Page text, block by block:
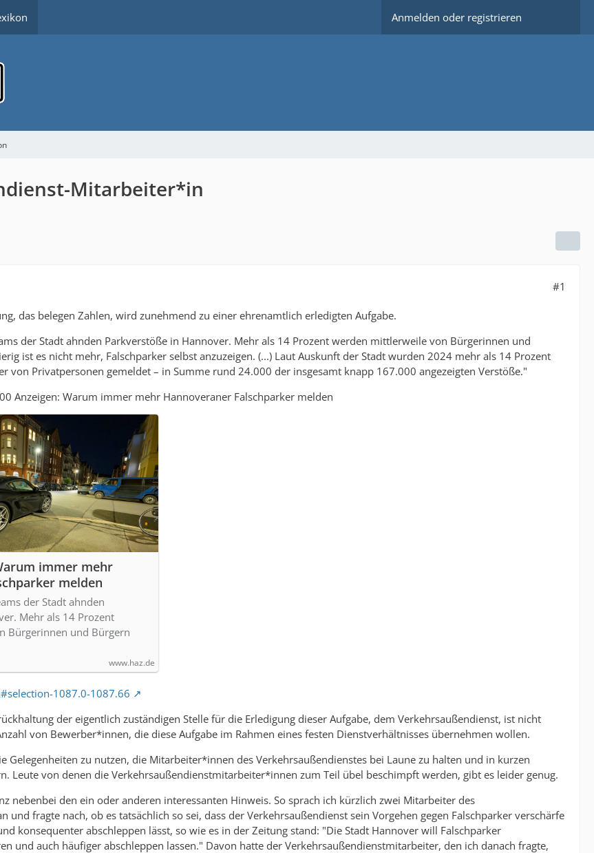
Anmelden oder registrieren
Mitarbeiter*in
#1
das belegen Zahlen, wird zunehmend zu einer ehrenamtlich erledigten Aufgabe.
der Stadt ahnden Parkverstöße in Hannover. Mehr als 14 Prozent werden mittlerweile von Bürgerinnen und
ist es nicht mehr, Falschparker selbst anzuzeigen. (...) Laut Auskunft der Stadt wurden 2024 mehr als 14 Prozent
von Privatpersonen gemeldet – in Summe rund 24.000 der insgesamt knapp 167.000 angezeigten Verstöße."
Anzeigen: Warum immer mehr Hannoveraner Falschparker melden
immer mehr
melden
der Stadt ahnden
Mehr als 14 Prozent
Bürgerinnen und Bürgern
www.haz.de
1087.0-1087.66
der eigentlich zuständigen Stelle für die Erledigung dieser Aufgabe, dem Verkehrsaußendienst, ist nicht
von Bewerber*innen, die diese Aufgabe im Rahmen eines festen Dienstverhältnisses übernehmen wollen.
Gelegenheiten zu nutzen, die Mitarbeiter*innen des Verkehrsaußendienstes bei Laune zu halten und in kurzen
Leute von denen die Verkehrsaußendienstmitarbeiter*innen zum Teil übel beschimpft werden, gibt es leider genug.
nebenbei den ein oder anderen interessanten Hinweis. So sprach ich kürzlich zwei Mitarbeiter des
und fragte nach, ob es tatsächlich so sei, dass der Verkehrsaußendienst sein Vorgehen gegen Falschparker verschärfe
konsequenter abschleppen lässt, so wie es in der Zeitung stand: "Die Stadt Hannover will Falschparker
und auch häufiger abschleppen lassen." Davon hatte der Verkehrsaußendienstmitarbeiter, den ich danach fragte,